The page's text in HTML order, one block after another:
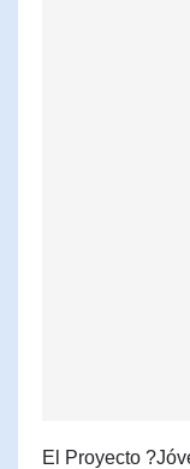
El Proyecto